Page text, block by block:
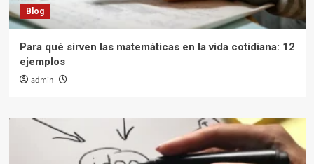
Blog
Para qué sirven las matemáticas en la vida cotidiana: 12
ejemplos
admin